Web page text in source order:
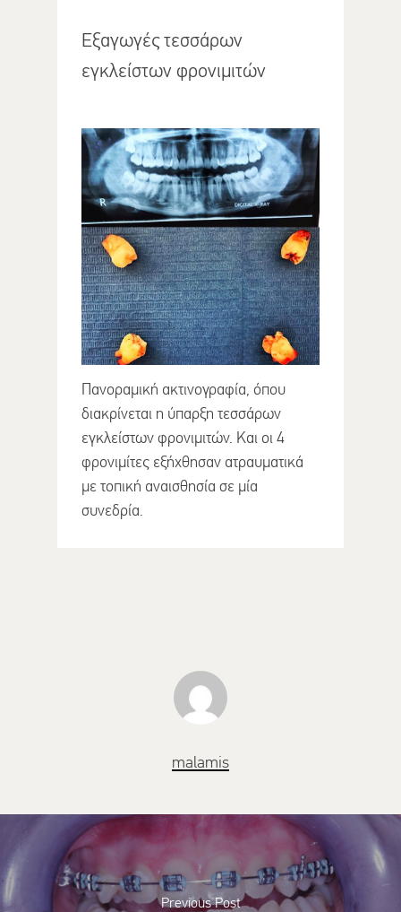
Εξαγωγές τεσσάρων
εγκλείστων φρονιμιτών
Πανοραμική ακτινογραφία, όπου
διακρίνεται η ύπαρξη τεσσάρων
εγκλείστων φρονιμιτών. Και οι 4
φρονιμίτες εξήχθησαν ατραυματικά
με τοπική αναισθησία σε μία
συνεδρία.
malamis
Previous Post